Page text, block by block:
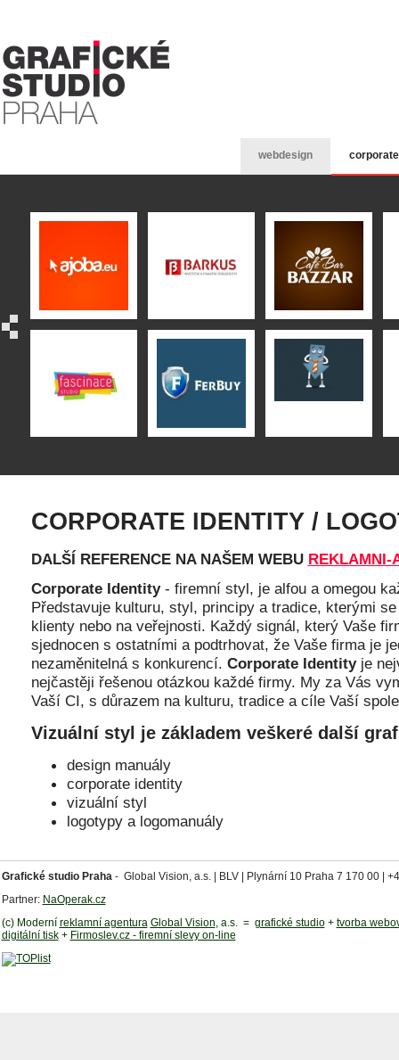
webdesign
CORPORATE IDENTITY /
DALŠÍ REFERENCE NA NAŠEM WEBU REKLAMNI-
Corporate Identity- firemní styl, je alfou a omegou
Představuje kulturu, styl, principy a tradice, kterými
klienty nebo na veřejnosti. Každý signál, který Vaše
sjednocen s ostatními a podtrhovat, že Vaše firma je
nezaměnitelná s konkurencí. Corporate Identityje
nejčastěji řešenou otázkou každé firmy. My za Vás
Vaší CI, s důrazem na kulturu, tradice a cíle Vaší
Vizuální styl je základem veškeré další
design manuály
corporate identity
vizuální styl
logotypy a logomanuály
Grafické studio Praha- Global Vision, a.s. | BLV |
Plynární 10 Praha 7 170 00 |
Partner: NaOperak.cz
(c) Moderní reklamní agentura Global Vision, a.s. = grafické studio + tvorba
digitální tisk + Firmoslev.cz - firemní slevy on-line